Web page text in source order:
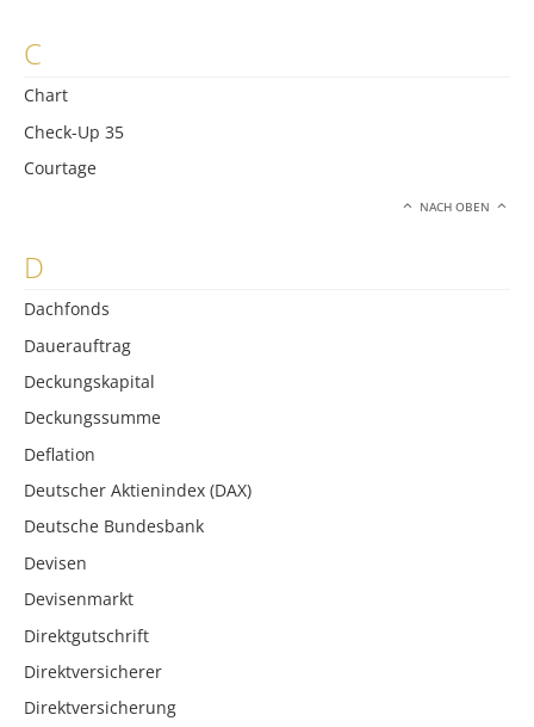
C
Chart
Check-Up 35
Courtage
NACH OBEN
D
Dachfonds
Dauerauftrag
Deckungskapital
Deckungssumme
Deflation
Deutscher Aktienindex (DAX)
Deutsche Bundesbank
Devisen
Devisenmarkt
Direktgutschrift
Direktversicherer
Direktversicherung